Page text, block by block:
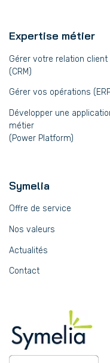
Expertise métier
Gérer votre relation client
(CRM)
Gérer vos opérations
Développer une
métier
(Power Platform)
Symelia
Offre de service
Nos valeurs
Actualités
Contact